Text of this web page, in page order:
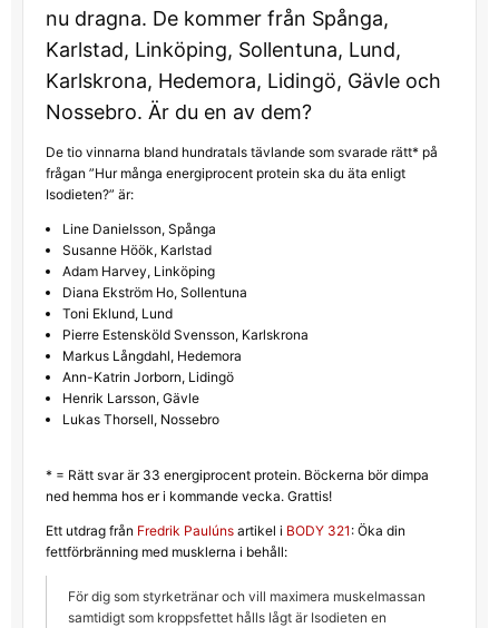
nu dragna. De kommer från Spånga,
Karlstad, Linköping, Sollentuna, Lund,
Karlskrona, Hedemora, Lidingö, Gävle och
Nossebro. Är du en av dem?
De tio vinnarna bland hundratals tävlande som svarade rätt* på
frågan ”Hur många energiprocent protein ska du äta enligt
Isodieten?” är:
Line Danielsson, Spånga
Susanne Höök, Karlstad
Adam Harvey, Linköping
Diana Ekström Ho, Sollentuna
Toni Eklund, Lund
Pierre Estensköld Svensson, Karlskrona
Markus Långdahl, Hedemora
Ann-Katrin Jorborn, Lidingö
Henrik Larsson, Gävle
Lukas Thorsell, Nossebro
* = Rätt svar är 33 energiprocent protein. Böckerna bör dimpa
ned hemma hos er i kommande vecka. Grattis!
Ett utdrag från Fredrik Paulúnsartikel i BODY 321 : Öka din
fettförbränning med musklerna i behåll:
För dig som styrketränar och vill maximera muskelmassan
samtidigt som kroppsfettet hålls lågt är Isodieten en